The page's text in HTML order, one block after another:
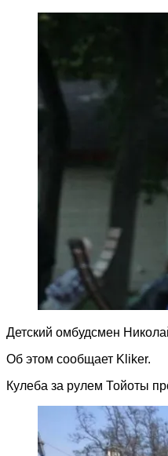
Детский омбудсмен
Об этом сообщает Kliker.
Кулеба за рулем Тойоты